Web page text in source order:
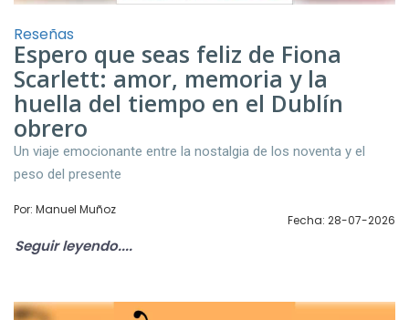
Reseñas
Espero que seas feliz de Fiona
Scarlett: amor, memoria y la
huella del tiempo en el Dublín
obrero
Un viaje emocionante entre la nostalgia de los noventa y el
peso del presente
Por: Manuel Muñoz
Fecha: 28-07-2026
Seguir leyendo....